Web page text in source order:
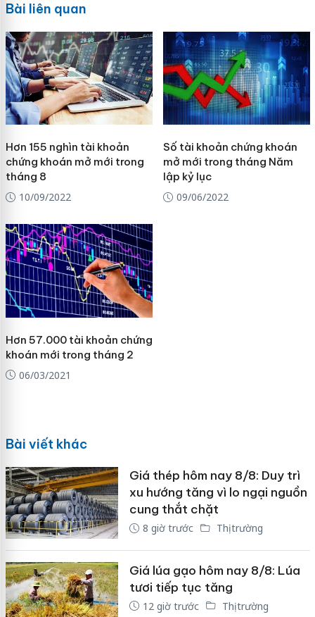
Bài liên quan
Hơn 155 nghìn tài khoản
chứng khoán mở mới trong
tháng 8
10/09/2022
Số tài khoản chứng khoán
mở mới trong tháng Năm
lập kỷ lục
09/06/2022
Hơn 57.000 tài khoản chứng
khoán mới trong tháng 2
06/03/2021
Bài viết khác
Giá thép hôm nay 8/8: Duy trì
xu hướng tăng vì lo ngại nguồn
cung thắt chặt
8 giờ trước Thị trường
Giá lúa gạo hôm nay 8/8: Lúa
tươi tiếp tục tăng
12 giờ trước Thị trường